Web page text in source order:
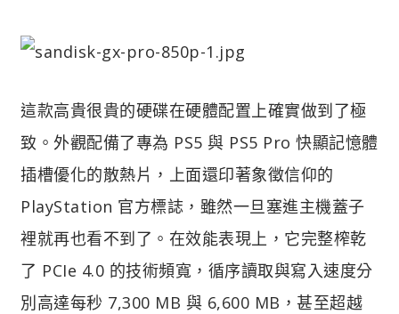
這款高貴很貴的硬碟在硬體配置上確實做到了極
致。外觀配備了專為 PS5 與 PS5 Pro 快顯記憶體
插槽優化的散熱片，上面還印著象徵信仰的
PlayStation 官方標誌，雖然一旦塞進主機蓋子
裡就再也看不到了。在效能表現上，它完整榨乾
了 PCIe 4.0 的技術頻寬，循序讀取與寫入速度分
別高達每秒 7,300 MB 與 6,600 MB，甚至超越